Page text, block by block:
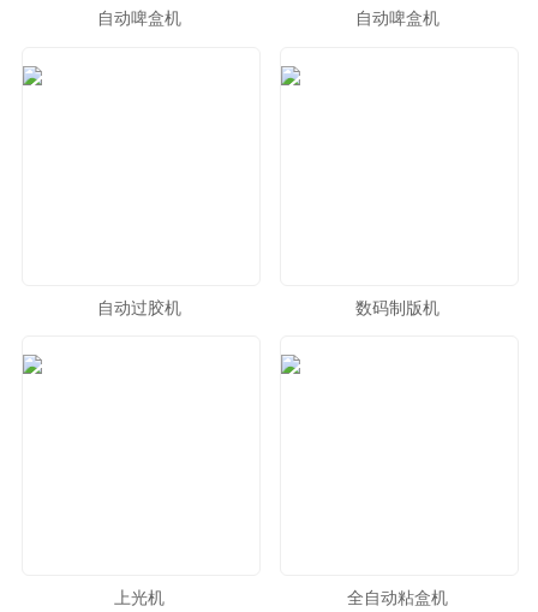
自动啤盒机 自动啤盒机
自动过胶机 数码制版机
上光机 全自动粘盒机